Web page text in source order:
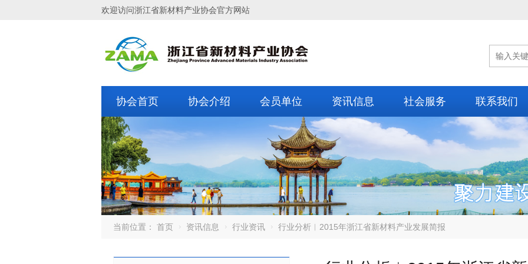
欢迎访问浙江省新材料产业协会官方网站
协会首页 协会介绍 会员单位 资讯信息 社会服务 联系我们
当前位置： 首页 资讯信息 行业资讯 行业分析︱2015年浙江省新材料产业发展简报